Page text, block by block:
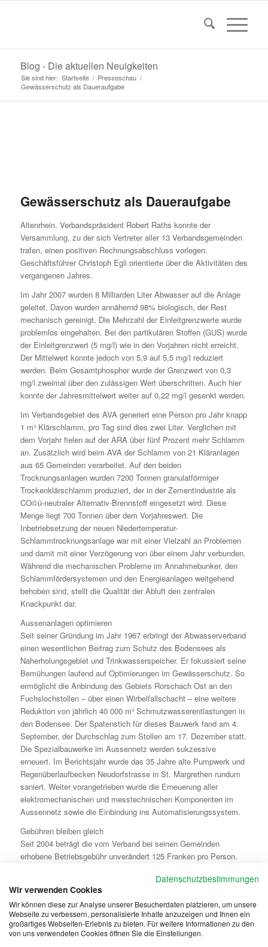
Blog - Die aktuellen Neuigkeiten
Sie sind hier: Startseite / Presseschau /
Gewässerschutz als Daueraufgabe
Gewässerschutz als Daueraufgabe
Altenrhein. Verbandspräsident Robert Raths konnte der
Versammlung, zu der sich Vertreter aller 13 Verbandsgemeinden
trafen, einen positiven Rechnungsabschluss vorlegen.
Geschäftsführer Christoph Egli orientierte über die Aktivitäten des
vergangenen Jahres.
Im Jahr 2007 wurden 8 Milliarden Liter Abwasser auf die Anlage
geleitet. Davon wurden annähernd 98% biologisch, der Rest
mechanisch gereinigt. Die Mehrzahl der Einleitgrenzwerte wurde
problemlos eingehalten. Bei den partikulären Stoffen (GUS) wurde
der Einleitgrenzwert (5 mg/l) wie in den Vorjahren nicht erreicht.
Der Mittelwert konnte jedoch von 5,9 auf 5,5 mg/l reduziert
werden. Beim Gesamtphosphor wurde der Grenzwert von 0,3
mg/l zweimal über den zulässigen Wert überschritten. Auch hier
konnte der Jahresmittelwert weiter auf 0,22 mg/l gesenkt werden.
Im Verbandsgebiet des AVA generiert eine Person pro Jahr knapp
1 m³ Klärschlamm, pro Tag sind dies zwei Liter. Verglichen mit
dem Vorjahr fielen auf der ARA über fünf Prozent mehr Schlamm
an. Zusätzlich wird beim AVA der Schlamm von 21 Kläranlagen
aus 65 Gemeinden verarbeitet. Auf den beiden
Trocknungsanlagen wurden 7200 Tonnen granulatförmiger
Trockenklärschlamm produziert, der in der Zementindustrie als
CO©ü-neutraler Alternativ-Brennstoff eingesetzt wird. Diese
Menge liegt 700 Tonnen über dem Vorjahreswert. Die
Inbetriebsetzung der neuen Niedertemperatur-
Schlammtrocknungsanlage war mit einer Vielzahl an Problemen
und damit mit einer Verzögerung von über einem Jahr verbunden.
Während die mechanischen Probleme im Annahmebunker, den
Schlammfördersystemen und den Energieanlagen weitgehend
behoben sind, stellt die Qualität der Abluft den zentralen
Knackpunkt dar.
Aussenanlagen optimieren
Seit seiner Gründung im Jahr 1967 erbringt der Abwasserverband
einen wesentlichen Beitrag zum Schutz des Bodensees als
Naherholungsgebiet und Trinkwasserspeicher. Er fokussiert seine
Bemühungen laufend auf Optimierungen im Gewässerschutz. So
ermöglicht die Anbindung des Gebiets Rorschach Ost an den
Fuchslochstollen – über einen Wirbelfallschacht – eine weitere
Reduktion von jährlich 40 000 m³ Schmutzwasserentlastungen in
den Bodensee. Der Spatenstich für dieses Bauwerk fand am 4.
September, der Durchschlag zum Stollen am 17. Dezember statt.
Die Spezialbauwerke im Aussennetz werden sukzessive
erneuert. Im Berichtsjahr wurde das 35 Jahre alte Pumpwerk und
Regenüberlaufbecken Neudorfstrasse in St. Margrethen rundum
saniert. Weiter vorangetrieben wurde die Erneuerung aller
elektromechanischen und messtechnischen Komponenten im
Aussennetz sowie die Einbindung ins Automatisierungssystem.
Gebühren bleiben gleich
Seit 2004 beträgt die vom Verband bei seinen Gemeinden
erhobene Betriebsgebühr unverändert 125 Franken pro Person.
knapp 35 Rappen. Im Gewerbe und der Industrie ist die Tendenz
feststellbar, dass die eingeleiteten Wasserfrachten stagnieren
oder abnehmen, die enthaltenen Schmutzfrachten jedoch
ansteigen.
Das Gewässerschutzgesetz verpflichtet jedoch zum
Datenschutzbestimmungen
Wir verwenden Cookies
Wir können diese zur Analyse unserer Besucherdaten platzieren, um unsere
Webseite zu verbessern, personalisierte Inhalte anzuzeigen und Ihnen ein
großartiges Webseiten-Erlebnis zu bieten. Für weitere Informationen zu den
von uns verwendeten Cookies öffnen Sie die Einstellungen.